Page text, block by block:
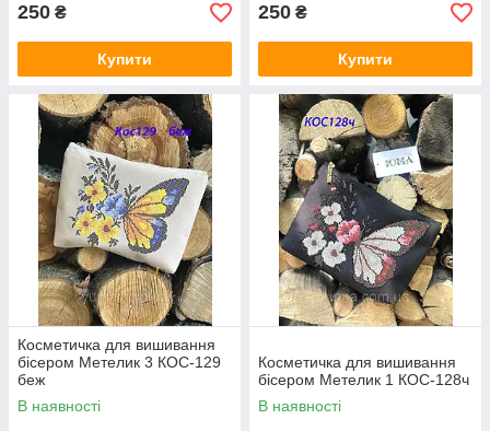
250 ₴
Купити
250 ₴
Купити
Косметичка для вишивання
бісером Метелик 3 КОС-129
беж
В наявності
Косметичка для вишивання
бісером Метелик 1 КОС-128ч
В наявності